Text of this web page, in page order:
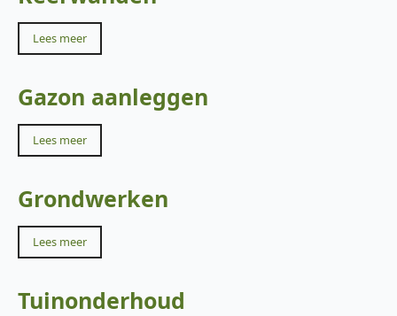
Lees meer
Gazon aanleggen
Lees meer
Grondwerken
Lees meer
Tuinonderhoud